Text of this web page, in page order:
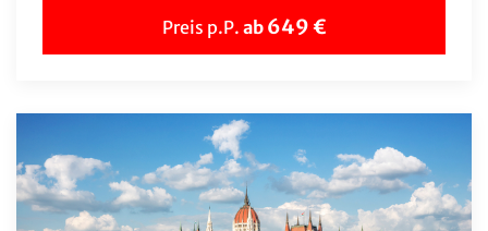
Preis p.P. ab 649 €